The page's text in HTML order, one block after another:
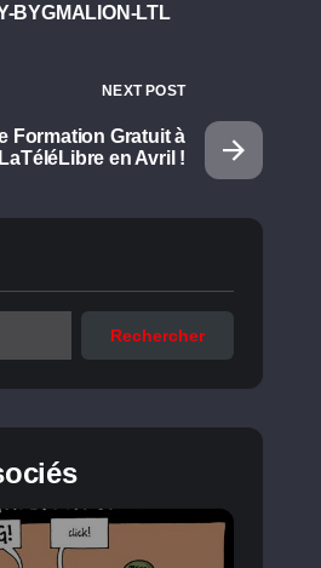
BYGMALION-LTL
NEXT POST
Formation Gratuit à
LaTéléLibre en Avril !
Rechercher